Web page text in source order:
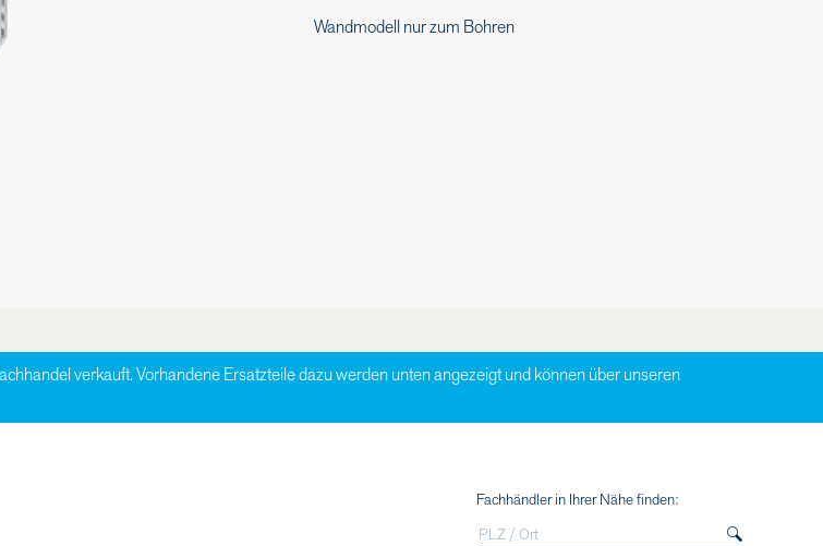
Wandmodell nur zum Bohren
verkauft. Vorhandene Ersatzteile dazu werden unten angezeigt und können über unseren
Fachhändler in Ihrer Nähe finden: